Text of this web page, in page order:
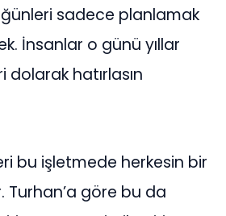
sadece planlamak
İnsanlar o günü yıllar
dolarak hatırlasın
bu işletmede herkesin bir
Turhan’a göre bu da